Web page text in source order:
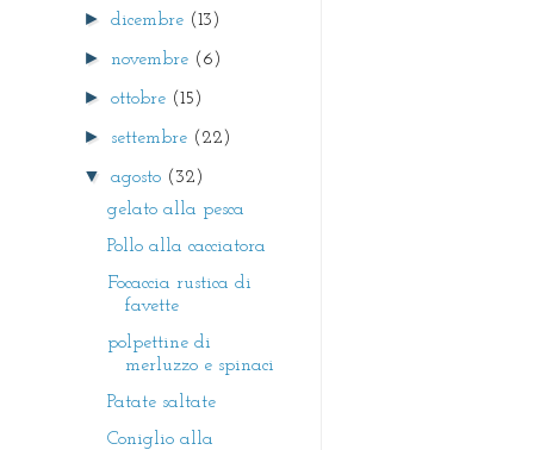
►dicembre (13)
► novembre (6)
►ottobre (15)
► settembre (22)
▼agosto (32)
gelato alla pesca
Pollo alla cacciatora
Focaccia rustica di
favette
polpettine di
merluzzo e spinaci
Patate saltate
Coniglio alla